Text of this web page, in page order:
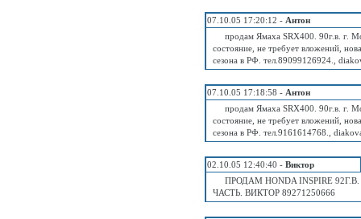
07.10.05 17:20:12 - Антон
продам Ямаха SRX400. 90г.в. г.
состояние, не требует вложений,
сезона в РФ. тел.89099126924.,
07.10.05 17:18:58 - Антон
продам Ямаха SRX400. 90г.в. г.
состояние, не требует вложений,
сезона в РФ. тел.9161614768.,
02.10.05 12:40:40 - Виктор
ПРОДАМ HONDA INSPIRE
ЧАСТЬ. ВИКТОР 89271250666